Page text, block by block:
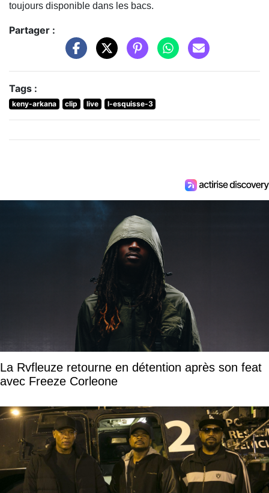
toujours disponible dans les bacs.
Partager :
Tags :
keny-arkana clip live l-esquisse-3
La Rvfleuze retourne en détention après son feat
avec Freeze Corleone